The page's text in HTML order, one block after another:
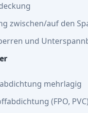
zwischen/auf den
und
mehrlagig
(FPO, PVC)